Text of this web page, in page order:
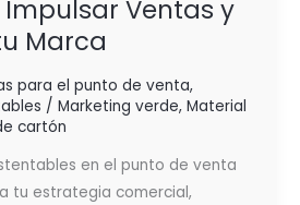
Ventas y
Marca
para el punto de venta,
/ Marketing verde, Material
cartón
en el punto de venta
tu estrategia comercial,